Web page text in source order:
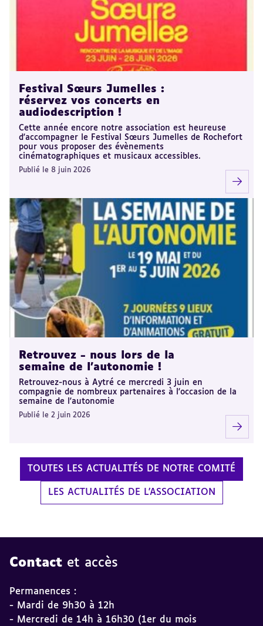
Festival Sœurs Jumelles :
réservez vos concerts en
audiodescription !
Cette année encore notre association est heureuse
d'accompagner le Festival Sœurs Jumelles de Rochefort
pour vous proposer des évènements
cinématographiques et musicaux accessibles.
Publié le 8 juin 2026
Retrouvez - nous lors de la
semaine de l'autonomie !
Retrouvez-nous à Aytré ce mercredi 3 juin en
compagnie de nombreux partenaires à l'occasion de la
semaine de l'autonomie
Publié le 2 juin 2026
TOUTES LES ACTUALITÉS DE NOTRE COMITÉ
LES ACTUALITÉS DE L'ASSOCIATION
Contact et accès
Permanences :
- Mardi de 9h30 à 12h
- Mercredi de 14h à 16h30 (1er du mois